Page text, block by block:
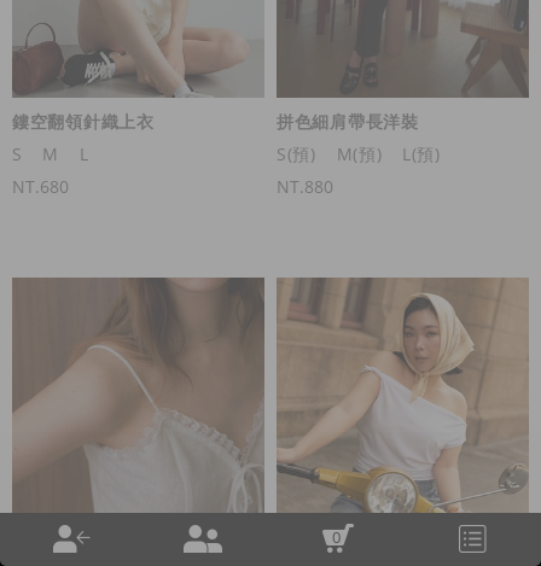
0
鏤空翻領針織上衣
S
M
L
NT.680
拼色細肩帶長洋裝
S(預)
M(預)
L(預)
NT.880